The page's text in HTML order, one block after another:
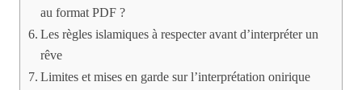
au format PDF ?
Les règles islamiques à respecter avant d’interpréter un
rêve
Limites et mises en garde sur l’interprétation onirique